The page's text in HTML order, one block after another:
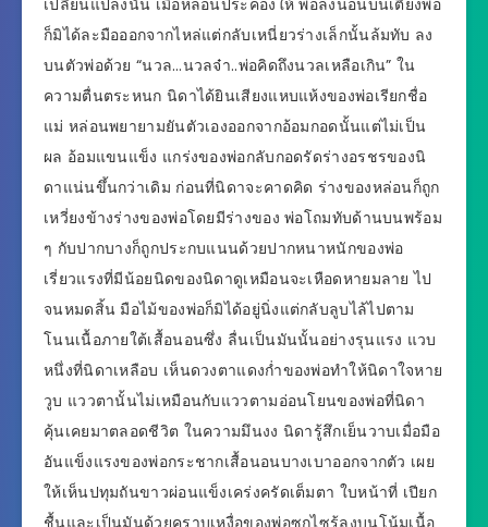
เปลี่ยนแปลงนั้น เมื่อหล่อนประคองให้ พ่อลงนอนบนเตียงพ่อ
ก็มิได้ละมือออกจากไหล่แต่กลับเหนี่ยวร่างเล็กนั้นล้มทับ ลง
บนตัวพ่อด้วย “นวล…นวลจ๋า..พ่อคิดถึงนวลเหลือเกิน” ใน
ความตื่นตระหนก นิดาได้ยินเสียงแหบแห้งของพ่อเรียกชื่อ
แม่ หล่อนพยายามยันตัวเองออกจากอ้อมกอดนั้นแต่ไม่เป็น
ผล อ้อมแขนแข็ง แกร่งของพ่อกลับกอดรัดร่างอรชรของนิ
ดาแน่นขึ้นกว่าเดิม ก่อนที่นิดาจะคาดคิด ร่างของหล่อนก็ถูก
เหวี่ยงข้างร่างของพ่อโดยมีร่างของ พ่อโถมทับด้านบนพร้อม
ๆ กับปากบางก็ถูกประกบแนนด้วยปากหนาหนักของพ่อ
เรี่ยวแรงที่มีน้อยนิดของนิดาดูเหมือนจะเหือดหายมลาย ไป
จนหมดสิ้น มือไม้ของพ่อก็มิได้อยู่นิ่งแต่กลับลูบไล้ไปตาม
โนนเนื้อภายใต้เสื้อนอนซึ่ง ลื่นเป็นมันนั้นอย่างรุนแรง แวบ
หนึ่งที่นิดาเหลือบ เห็นดวงตาแดงก่ำของพ่อทำให้นิดาใจหาย
วูบ แววตานั้นไม่เหมือนกับแววตามอ่อนโยนของพ่อที่นิดา
คุ้นเคยมาตลอดชีวิต ในความมึนงง นิดารู้สึกเย็นวาบเมื่อมือ
อันแข็งแรงของพ่อกระชากเสื้อนอนบางเบาออกจากตัว เผย
ให้เห็นปทุมถันขาวผ่อนแข็งเคร่งครัดเต็มตา ใบหน้าที่ เปียก